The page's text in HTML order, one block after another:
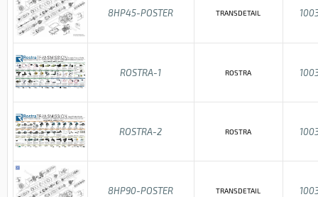
8HP45-POSTER TRANSDETAIL
ROSTRA-1 ROSTRA
ROSTRA-2 ROSTRA
8HP90-POSTER TRANSDETAIL